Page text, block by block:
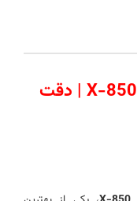
بالانس چرخ کامیونی اطلس X-850 | دقت